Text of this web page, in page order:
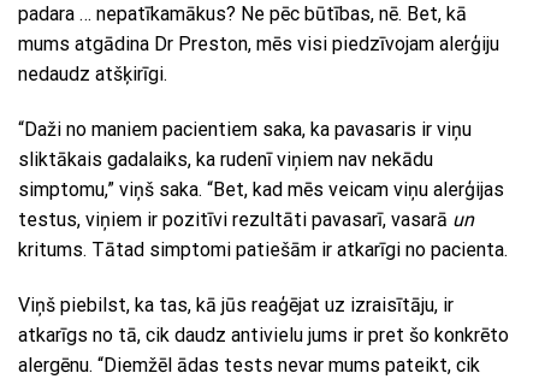
padara … nepatīkamākus? Ne pēc būtības, nē. Bet, kā
mums atgādina Dr Preston, mēs visi piedzīvojam alerģiju
nedaudz atšķirīgi.
“Daži no maniem pacientiem saka, ka pavasaris ir viņu
sliktākais gadalaiks, ka rudenī viņiem nav nekādu
simptomu,” viņš saka. “Bet, kad mēs veicam viņu alerģijas
testus, viņiem ir pozitīvi rezultāti pavasarī, vasarā un
kritums. Tātad simptomi patiešām ir atkarīgi no pacienta.
Viņš piebilst, ka tas, kā jūs reaģējat uz izraisītāju, ir
atkarīgs no tā, cik daudz antivielu jums ir pret šo konkrēto
alergēnu. “Diemžēl ādas tests nevar mums pateikt, cik